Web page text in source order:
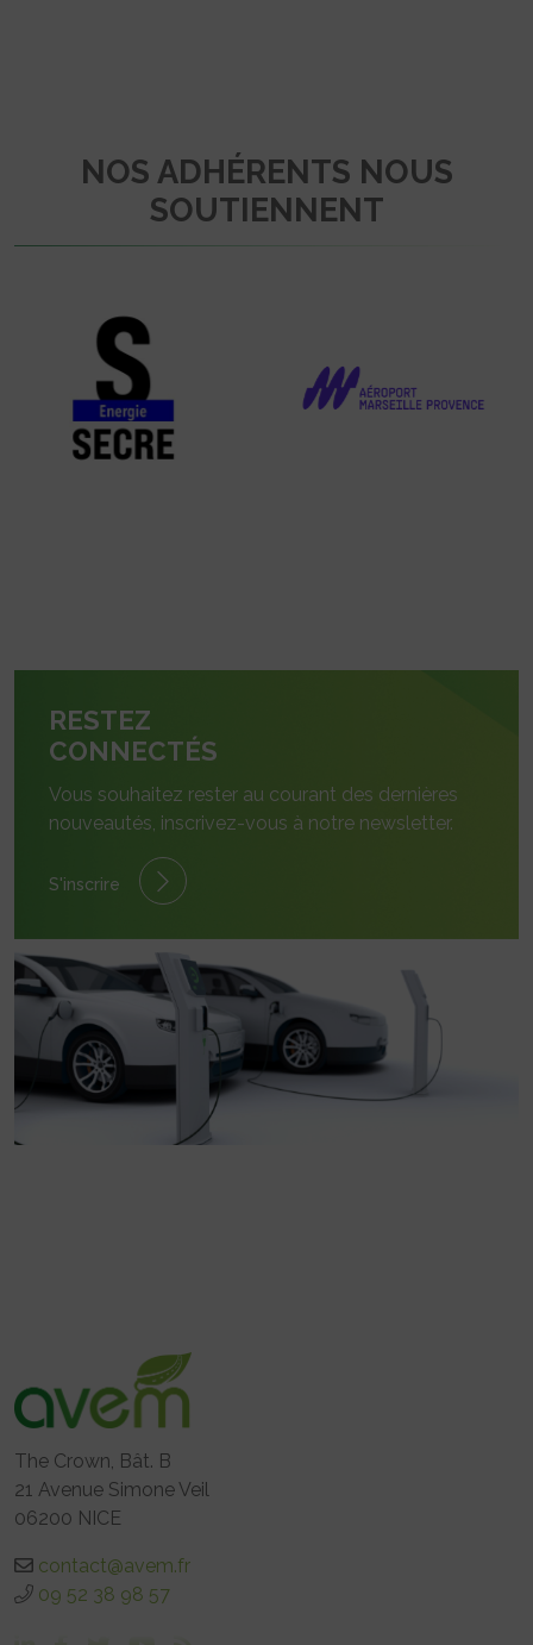
NOS ADHÉRENTS NOUS
SOUTIENNENT
RESTEZ
CONNECTÉS
Vous souhaitez rester au courant des dernières
nouveautés, inscrivez-vous à notre newsletter.
S'inscrire
The Crown, Bât. B
21 Avenue Simone Veil
06200 NICE
contact@avem.fr
09 52 38 98 57